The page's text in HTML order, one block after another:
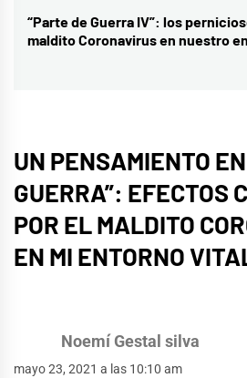
Entrada
siguiente:
“Parte de Guerra IV”: los
maldito Coronavirus en nuestro
UN PENSAMIENTO
GUERRA”: EFECTOS
POR EL MALDITO
EN MI ENTORNO
Noemí Gestal silva
mayo 23, 2021 a las 10:10 am